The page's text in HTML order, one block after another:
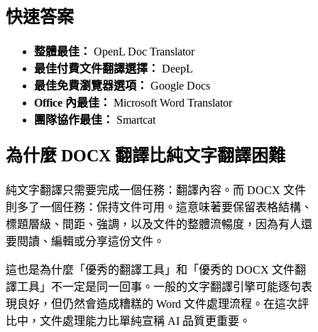
快速答案
整體最佳： OpenL Doc Translator
最佳付費文件翻譯選擇： DeepL
最佳免費瀏覽器選項： Google Docs
Office 內最佳： Microsoft Word Translator
團隊協作最佳：
Smartcat
為什麼 DOCX 翻譯比純文字翻譯困難
純文字翻譯只需要完成一個任務：翻譯內容。而 DOCX 文件
則多了一個任務：保持文件可用。這意味著要保留表格結構、
標題層級、間距、強調，以及文件的整體流暢度，因為有人還
要閱讀、編輯或分享這份文件。
這也是為什麼「優秀的翻譯工具」和「優秀的 DOCX 文件翻
譯工具」不一定是同一回事。一般的文字翻譯引擎可能逐句表
現良好，但仍然會造成糟糕的 Word 文件處理流程。在這次評
比中，文件處理能力比單純宣稱 AI 品質更重要。